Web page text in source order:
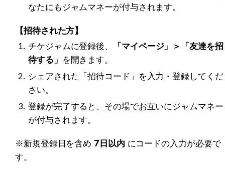
なたにもジャムマネーが付与されます。
【招待された方】
チケジャムに登録後、
「マイページ」＞「友達を招
待する」 を開きます。
シェアされた「招待コード」を入力・登録してくだ
さい。
登録が完了すると、その場でお互いにジャムマネー
が付与されます。
※新規登録日を含め 7日以内 にコードの入力が必要で
す。